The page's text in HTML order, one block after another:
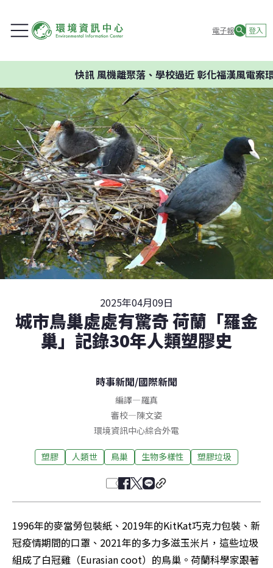
電子報 登入
風機離聚落、學校過近 彰化福漢風電案環委建議
2025年04月09日
城市鳥巢處處有驚奇 荷蘭「羅金
巢」記錄30年人類塑膠史
時事新聞/國際新聞
編譯—羅真
審校—陳文姿
環境資訊中心綜合外電
塑膠 人類世 鳥巢 生物多樣性 塑膠垃圾
1996年的麥當勞包裝紙、2019年的KitKat巧克力包裝、新
冠疫情期間的口罩、2021年的多力多滋玉米片，這些垃圾
組成了白冠雞（Eurasian coot）的鳥巢。荷蘭科學家跟著